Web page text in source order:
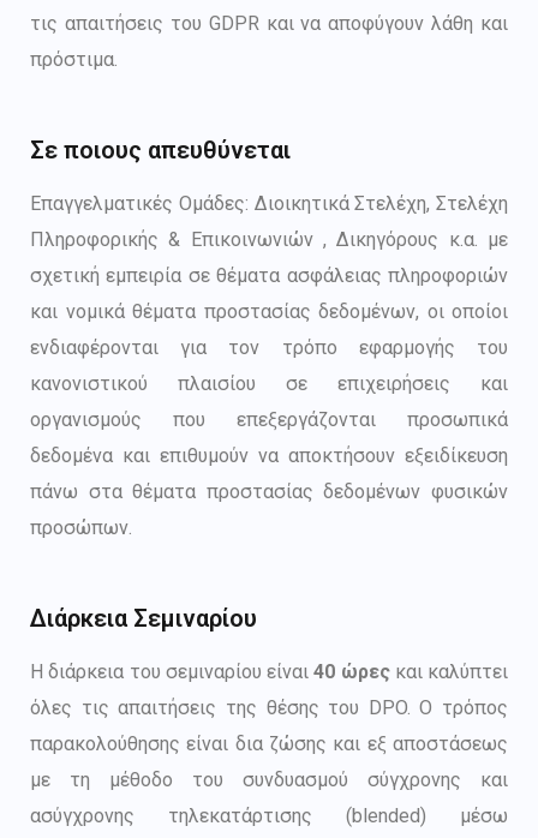
τις απαιτήσεις του GDPR και να αποφύγουν λάθη και
πρόστιμα.
Σε ποιους απευθύνεται
Επαγγελματικές Ομάδες: Διοικητικά Στελέχη, Στελέχη
Πληροφορικής & Επικοινωνιών , Δικηγόρους κ.α. με
σχετική εμπειρία σε θέματα ασφάλειας πληροφοριών
και νομικά θέματα προστασίας δεδομένων, οι οποίοι
ενδιαφέρονται για τον τρόπο εφαρμογής του
κανονιστικού πλαισίου σε επιχειρήσεις και
οργανισμούς που επεξεργάζονται προσωπικά
δεδομένα και επιθυμούν να αποκτήσουν εξειδίκευση
πάνω στα θέματα προστασίας δεδομένων φυσικών
προσώπων.
Διάρκεια Σεμιναρίου
Η διάρκεια του σεμιναρίου είναι 40 ώρεςκαι καλύπτει
όλες τις απαιτήσεις της θέσης του DPO. Ο τρόπος
παρακολούθησης είναι δια ζώσης και εξ αποστάσεως
με τη μέθοδο του συνδυασμού σύγχρονης και
ασύγχρονης τηλεκατάρτισης (blended) μέσω